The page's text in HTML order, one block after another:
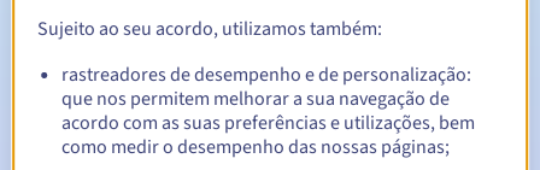
Notificações automáticas:
E-mails de aviso:60, 30, 15, 7 e 3 dias antes da data de
expiração
Sujeito ao seu acordo, utilizamos também:
rastreadores de desempenho e de personalização:
que nos permitem melhorar a sua navegação de
acordo com as suas preferências e utilizações, bem
como medir o desempenho das nossas páginas;